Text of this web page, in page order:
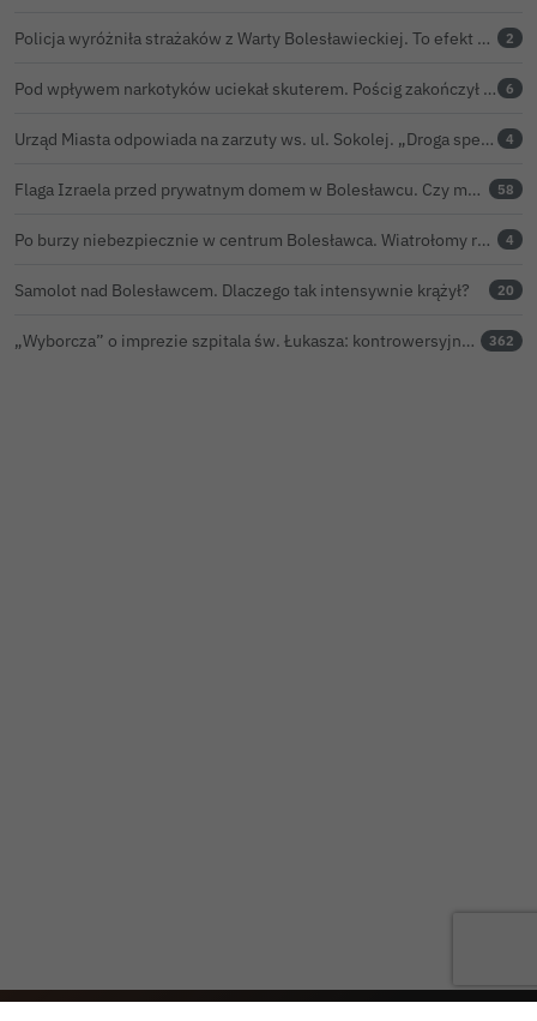
Policja wyróżniła strażaków z Warty Bolesławieckiej. To efekt nocnej akcji, która zakończyła się sukcesem 2
Pod wpływem narkotyków uciekał skuterem. Pościg zakończył w polu kukurydzy 6
Urząd Miasta odpowiada na zarzuty ws. ul. Sokolej. „Droga spełnia wszystkie normy” 4
Flaga Izraela przed prywatnym domem w Bolesławcu. Czy można ją legalnie wywiesić? 58
Po burzy niebezpiecznie w centrum Bolesławca. Wiatrołomy runęły na podwórko 4
Samolot nad Bolesławcem. Dlaczego tak intensywnie krążył? 20
„Wyborcza” o imprezie szpitala św. Łukasza: kontrowersyjna gala dla pracowników 362